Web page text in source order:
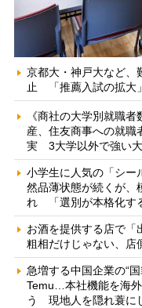
京都大・神戸大など、
止 「推薦入試の拡大
《商社の大学別就職
産、住友商事への就職
実 3大学以外で強い
小学生に人気の「シ
然品薄状態が続くが、
れ 「選別が本格化す
お酒を提供する店で
粗相だけじゃない、店
急増する中国企業の“
Temu…本社機能を海
う 現地人を隠れ蓑に